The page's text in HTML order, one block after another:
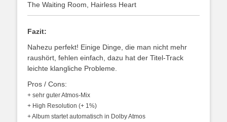
The Waiting Room, Hairless Heart
Fazit:
Nahezu perfekt! Einige Dinge, die man nicht mehr
raushört, fehlen einfach, dazu hat der Titel-Track
leichte klangliche Probleme.
Pros / Cons:
+ sehr guter Atmos-Mix
+ High Resolution (+ 1%)
+ Album startet automatisch in Dolby Atmos